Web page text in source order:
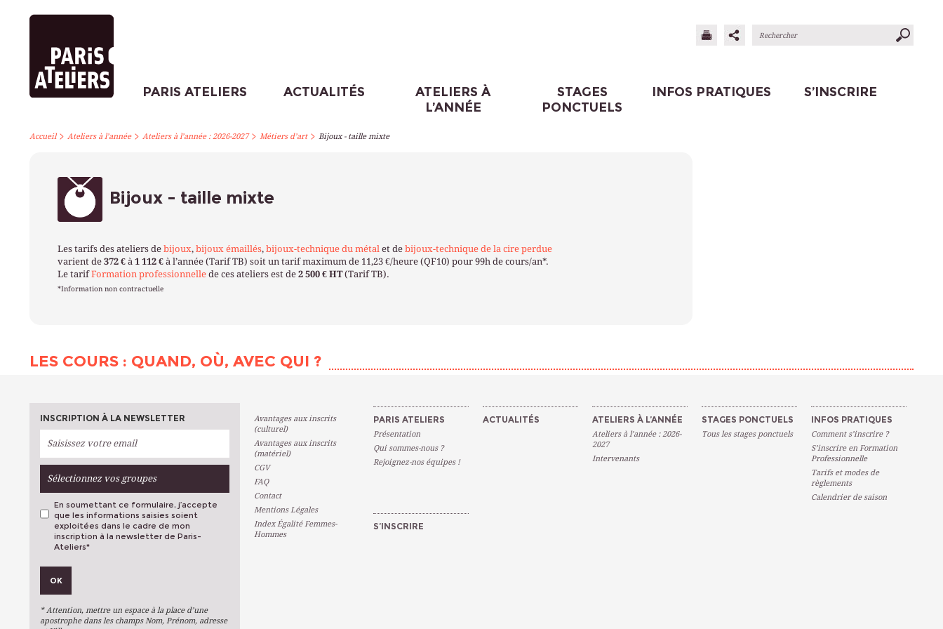
PARIS ATELIERS ACTUALITÉS
ATELIERS À
L’ANNÉE
STAGES
PONCTUELS
INFOS PRATIQUES S’INSCRIRE
Accueil> Ateliers à l’année> Ateliers à l’année : 2026-2027> Métiers d’art> Bijoux - taille mixte
Bijoux - taille mixte
Les tarifs des ateliers de bijoux, bijoux émaillés, bijoux-technique du métal et de bijoux-technique de la cire perdue
varient de 372 € à 1 112 € à l’année (Tarif TB) soit un tarif maximum de 11,23 €/heure (QF10) pour 99h de cours/an*.
Le tarifFormation professionnelle de ces ateliers est de 2 500 € HT(Tarif TB).
*Information non contractuelle
LES COURS : QUAND, OÙ, AVEC QUI ?
INSCRIPTION À LA NEWSLETTER
Sélectionnez vos groupes
Métiers D'art
Arts Du Texte
En soumettant ce formulaire, j’accepte
que les informations saisies soient
exploitées dans le cadre de mon
inscription à la newsletter de Paris-
Ateliers*
OK
* Attention, mettre un espace à la place d’une
apostrophe dans les champs Nom, Prénom, adresse
Avantages aux inscrits
(culturel)
Avantages aux inscrits
(matériel)
CGV
FAQ
Contact
Mentions Légales
Index Égalité Femmes-
Hommes
PARIS ATELIERS
Présentation
Qui sommes-nous ?
Rejoignez-nos équipes !
ACTUALITÉS ATELIERS À L’ANNÉE
Ateliers à l’année : 2026-
2027
Intervenants
STAGES PONCTUELS
Tous les stages ponctuels
INFOS PRATIQUES
Comment s’inscrire ?
S’inscrire en Formation
Professionnelle
Tarifs et modes de
règlements
Calendrier de saison
S’INSCRIRE